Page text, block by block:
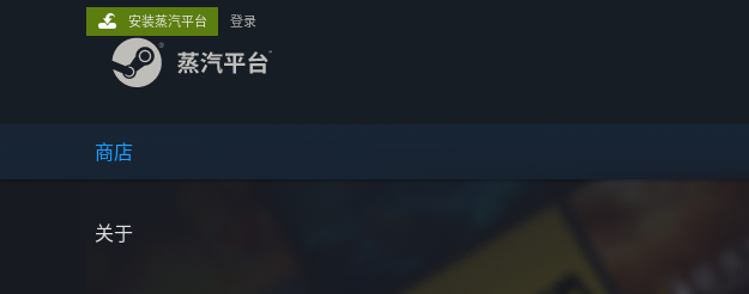
商店
关于
安装蒸汽平台 登录